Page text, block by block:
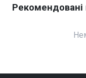
Рекомендовані